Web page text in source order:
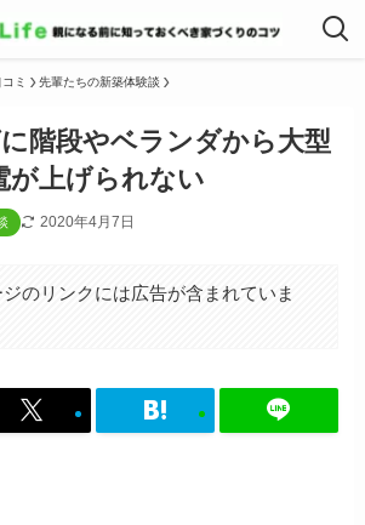
ミ 先輩たちの新築体験談
階段やベランダから大型
が上げられない
2020年4月7日
ジのリンクには広告が含まれていま